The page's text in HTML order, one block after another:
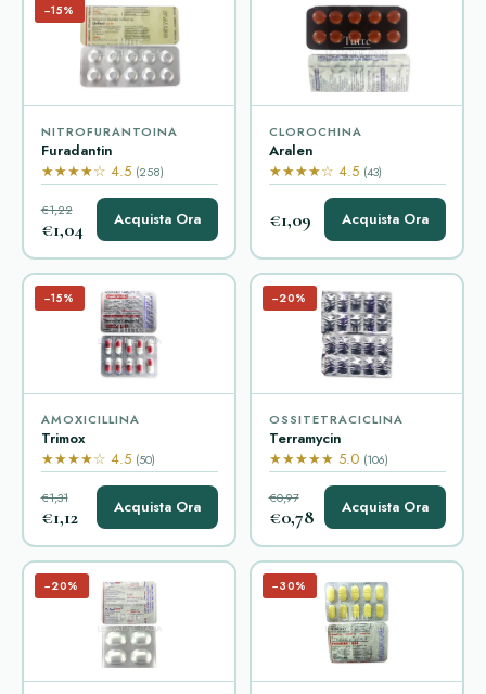
−15%
NITROFURANTOINA
Furadantin
★★★★☆ 4.5 (258)
€1,22
€1,04 Acquista Ora
CLOROCHINA
Aralen
★★★★☆ 4.5 (43)
€1,09 Acquista Ora
−15%
AMOXICILLINA
Trimox
★★★★☆ 4.5 (50)
€1,31
€1,12 Acquista Ora
−20%
OSSITETRACICLINA
Terramycin
★★★★★ 5.0 (106)
€0,97
€0,78 Acquista Ora
−20% −30%